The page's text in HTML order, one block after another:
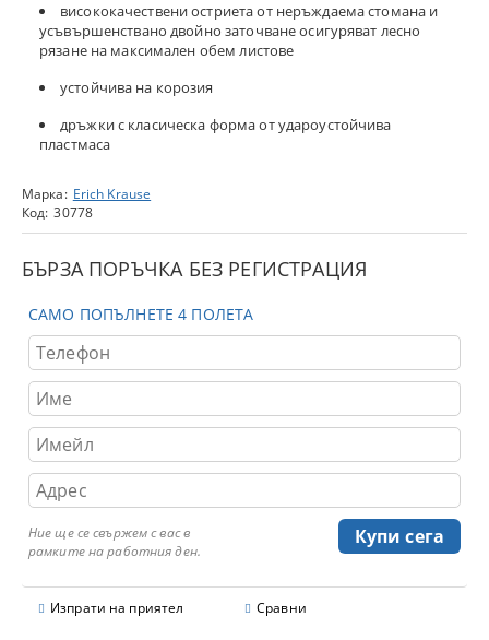
висококачествени остриета от неръждаема стомана и
усъвършенствано двойно заточване осигуряват лесно
рязане на максимален обем листове
устойчива на корозия
дръжки с класическа форма от удароустойчива
пластмаса
Марка: Erich Krause
Код: 30778
БЪРЗА ПОРЪЧКА БЕЗ РЕГИСТРАЦИЯ
САМО ПОПЪЛНЕТЕ 4 ПОЛЕТА
Ние ще се свържем с вас в
рамките на работния ден.
Изпрати на приятел Сравни